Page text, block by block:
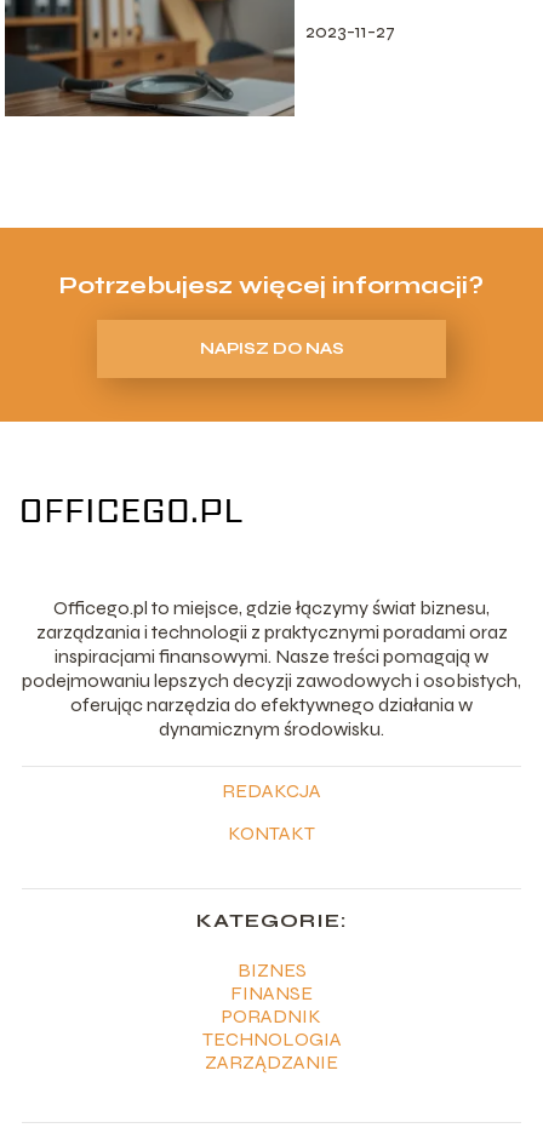
kroku
2023-11-27
Potrzebujesz więcej informacji?
NAPISZ DO NAS
Officego.pl to miejsce, gdzie łączymy świat biznesu,
zarządzania i technologii z praktycznymi poradami oraz
inspiracjami finansowymi. Nasze treści pomagają w
podejmowaniu lepszych decyzji zawodowych i osobistych,
oferując narzędzia do efektywnego działania w
dynamicznym środowisku.
REDAKCJA
KONTAKT
KATEGORIE:
BIZNES
FINANSE
PORADNIK
TECHNOLOGIA
ZARZĄDZANIE